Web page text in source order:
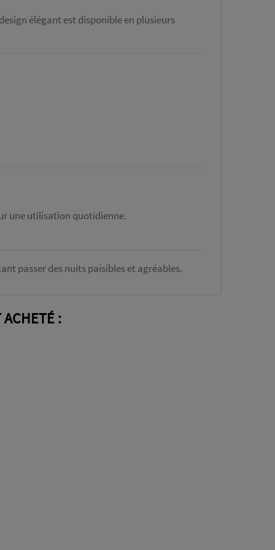
élégant est disponible en plusieurs
une utilisation quotidienne.
passer des nuits paisibles et agréables.
ACHETÉ :